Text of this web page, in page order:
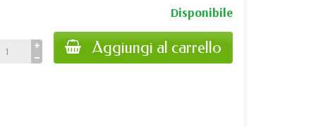
Disponibile
Aggiungi al carrello